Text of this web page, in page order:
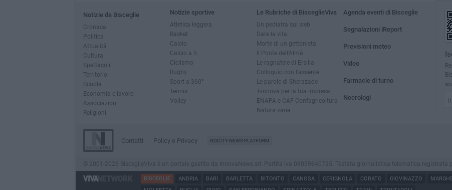
Notizie da Bisceglie
Cronaca
Politica
Attualità
Cultura
Spettacoli
Territorio
Scuola
Economia e lavoro
Associazioni
Religioni
Notizie sportive
Atletica leggera
Basket
Calcio
Calcio a 5
Ciclismo
Rugby
Sport a 360°
Tennis
Volley
Le Rubriche di BisceglieViva
Un pediatra sul web
Dare la vita
Morte di un gettonista
Il Ponte dell'Almà
Le ragnatele di Ersilia
Colloquio con l'assente
Le parole di Sherazade
T-innova per la tua impresa
ENAPA e CAF Confagricoltura
Natura varia
Agenda eventi di Bisceglie
Segnalazioni iReport
Previsioni meteo
Video
Farmacie di turno
Necrologi
Contatti Policy e Privacy GOCITY NEWS PLATFORM
© 2001-2026 BisceglieViva è un portale gestito da InnovaNews srl. Partita iva 08059640725. Testata giornalistica telematica registrata
BISCEGLIE ANDRIA BARI BARLETTA BITONTO CANOSA CERIGNOLA CORATO GIOVINAZZO